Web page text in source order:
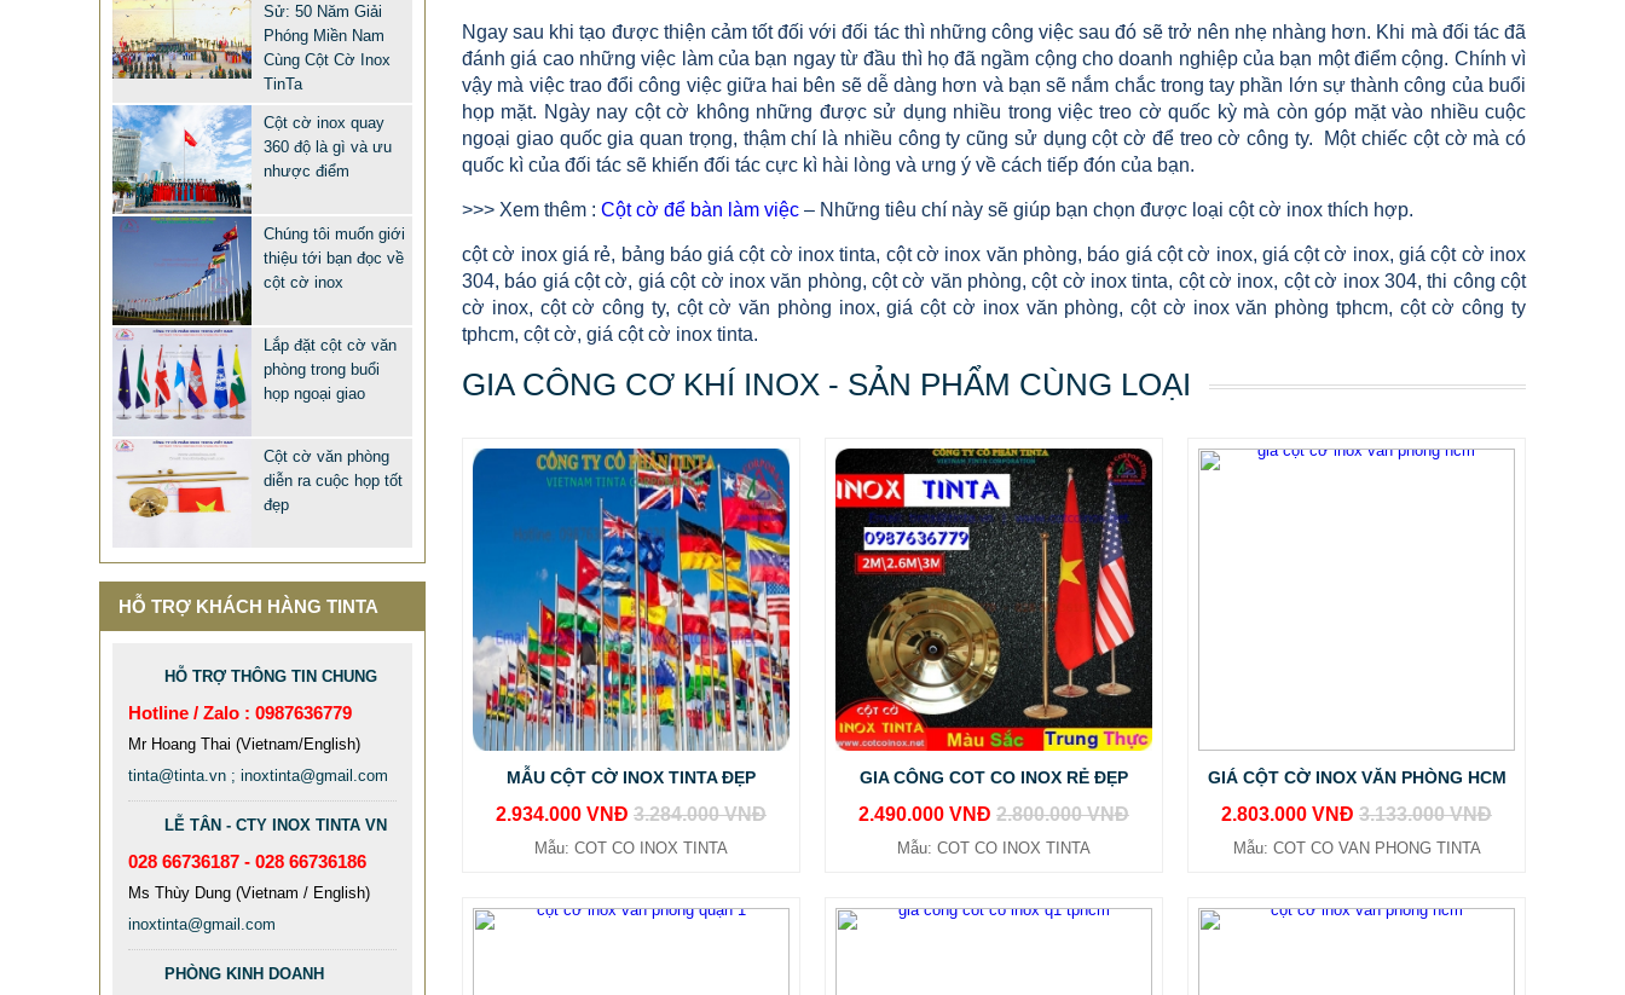
Ngay sau khi tạo được thiện cảm tốt đối với đối tác thì những công việc sau đó sẽ trở nên nhẹ nhàng hơn. Khi mà đối tác đã
đánh giá cao những việc làm của bạn ngay từ đầu thì họ đã ngầm cộng cho doanh nghiệp của bạn một điểm cộng. Chính vì
vậy mà việc trao đổi công việc giữa hai bên sẽ dễ dàng hơn và bạn sẽ nắm chắc trong tay phần lớn sự thành công của buổi
họp mặt. Ngày nay cột cờ không những được sử dụng nhiều trong việc treo cờ quốc kỳ mà còn góp mặt vào nhiều cuộc
ngoại giao quốc gia quan trọng, thậm chí là nhiều công ty cũng sử dụng cột cờ để treo cờ công ty. Một chiếc cột cờ mà có
quốc kì của đối tác sẽ khiến đối tác cực kì hài lòng và ưng ý về cách tiếp đón của bạn.
>>> Xem thêm : Cột cờ để bàn làm việc – Những tiêu chí này sẽ giúp bạn chọn được loại cột cờ inox thích hợp.
cột cờ inox giá rẻ, bảng báo giá cột cờ inox tinta, cột cờ inox văn phòng, báo giá cột cờ inox, giá cột cờ inox, giá cột cờ inox
304, báo giá cột cờ, giá cột cờ inox văn phòng, cột cờ văn phòng, cột cờ inox tinta, cột cờ inox, cột cờ inox 304, thi công cột
cờ inox, cột cờ công ty, cột cờ văn phòng inox, giá cột cờ inox văn phòng, cột cờ inox văn phòng tphcm, cột cờ công ty
tphcm, cột cờ, giá cột cờ inox tinta.
GIA CÔNG CƠ KHÍ INOX - SẢN PHẨM CÙNG LOẠI
MẪU CỘT CỜ INOX TINTA ĐẸP
2.934.000 VNĐ 3.284.000 VNĐ
Mẫu: COT CO INOX TINTA
GIA CÔNG COT CO INOX RẺ ĐẸP
2.490.000 VNĐ 2.800.000 VNĐ
Mẫu: COT CO INOX TINTA
GIÁ CỘT CỜ INOX VĂN PHÒNG HCM
2.803.000 VNĐ 3.133.000 VNĐ
Mẫu: COT CO VAN PHONG TINTA
MẪU XE ĐẨY INOX ĐẸP GIÁ RẺ -
XE ĐẨY HÀNH LÝ SÂN BAY TẠI
TPHCM THƯƠNG HIỆU TINTA
9.577.900 VNĐ9.757.900 VNĐ
Mẫu: MAU XE DAY INOX 304 GIA RE
Sử: 50 Năm Giải
Phóng Miền Nam
Cùng Cột Cờ Inox
TinTa
Cột cờ inox quay
360 độ là gì và ưu
nhược điểm
Chúng tôi muốn giới
thiệu tới bạn đọc về
cột cờ inox
Lắp đặt cột cờ văn
phòng trong buổi
họp ngoại giao
Cột cờ văn phòng
diễn ra cuộc họp tốt
đẹp
HỖ TRỢ KHÁCH HÀNG TINTA
HỖ TRỢ THÔNG TIN CHUNG
Hotline / Zalo : 0987636779
Mr Hoang Thai (Vietnam/English)
tinta@tinta.vn ; inoxtinta@gmail.com
LỄ TÂN - CTY INOX TINTA VN
028 66736187 - 028 66736186
Ms Thùy Dung (Vietnam / English)
inoxtinta@gmail.com
PHÒNG KINH DOANH